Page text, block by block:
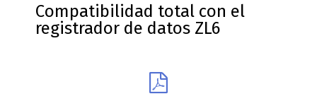
Compatibilidad total con el
registrador de datos ZL6